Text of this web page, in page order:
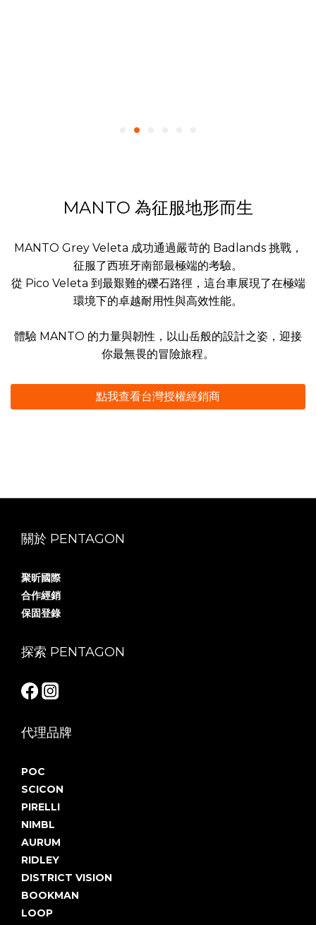
MANTO 為征服地形而生
MANTO Grey Veleta 成功通過嚴苛的 Badlands 挑戰，
征服了西班牙南部最極端的考驗。
從 Pico Veleta 到最艱難的礫石路徑，這台車展現了在極端
環境下的卓越耐用性與高效性能。
體驗 MANTO 的力量與韌性，以山岳般的設計之姿，迎接
你最無畏的冒險旅程。
點我查看台灣授權經銷商
關於 PENTAGON
聚昕國際
合作經銷
保固登錄
探索 PENTAGON
代理品牌
POC
SCICON
PIRELLI
NIMBL
AURUM
RIDLEY
DISTRICT VISION
BOOKMAN
LOOP